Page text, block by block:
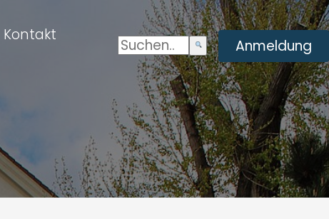
Kontakt
Suchen: Enviar
búsqueda
Anmeldung